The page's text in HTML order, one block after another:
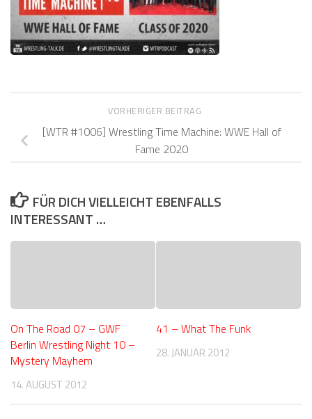
VORHERIGER BEITRAG
[WTR #1006] Wrestling Time Machine: WWE Hall of
Fame 2020
FÜR DICH VIELLEICHT EBENFALLS
INTERESSANT …
On The Road 07 – GWF
Berlin Wrestling Night 10 –
Mystery Mayhem
14. AUGUST 2012
41 – What The Funk
28. JANUAR 2012